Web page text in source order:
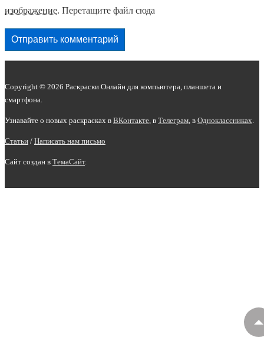
изображение. Перетащите файл сюда
Copyright © 2026 Раскраски Онлайн для компьютера, планшета и
смартфона.
Узнавайте о новых раскрасках в ВКонтакте, в Телеграм, в Одноклассниках.
Статьи / Написать нам письмо
Сайт создан в ТемаСайт.